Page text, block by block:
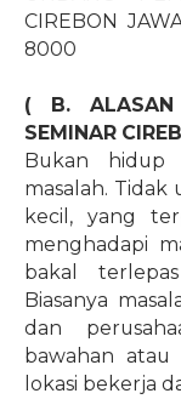
CIREBON
8000
( B. ALASAN
SEMINAR
Bukan hidup
masalah. Tidak
kecil, yang
menghadapi
bakal
Biasanya
dan
bawahan atau
lokasi bekerja